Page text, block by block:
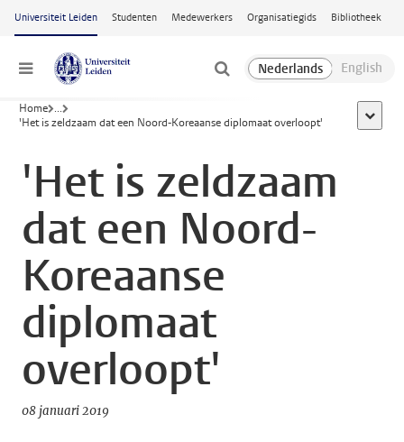
Ga naar hoofdinhoud
Universiteit Leiden Studenten Medewerkers Organisatiegids Bibliotheek
Menu
Home ...
'Het is zeldzaam dat een Noord-Koreaanse diplomaat overloopt'
toon
'Het is zeldzaam
dat een Noord-
Koreaanse
diplomaat
overloopt'
08 januari 2019